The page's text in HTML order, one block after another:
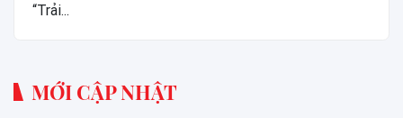
“Trải...
MỚI CẬP NHẬT